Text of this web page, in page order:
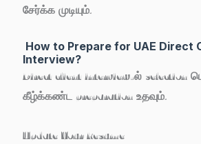
சேர்க்க முடியும்.
How to Prepare for UAE Direct
Interview?
Direct client interview-ல் selection
கீழ்க்கண்ட preparation உதவும்.
Update Your Resume